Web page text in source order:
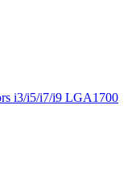
i3/i5/i7/i9 LGA1700